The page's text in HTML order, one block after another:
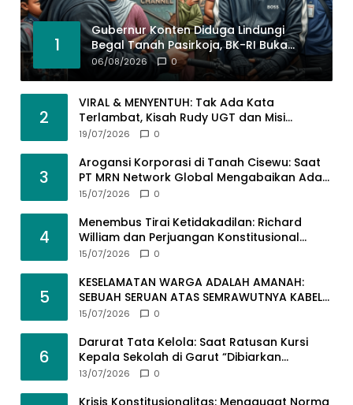
1
Gubernur Konten Diduga Lindungi
Begal Tanah Pasirkoja, BK-RI Buka
Suara!
06/08/2026 0
2
VIRAL & MENYENTUH: Tak Ada Kata
Terlambat, Kisah Rudy UGT dan Misi
Membangun SDM Bangsa Lewat Kuliah
19/07/2026 0
3
Arogansi Korporasi di Tanah Cisewu: Saat
PT MRN Network Global Mengabaikan Adab
dan Hukum
15/07/2026 0
4
Menembus Tirai Ketidakadilan: Richard
William dan Perjuangan Konstitusional
Advokat dalam KUHAP Baru
15/07/2026 0
5
KESELAMATAN WARGA ADALAH AMANAH:
SEBUAH SERUAN ATAS SEMRAWUTNYA KABEL
UTILITAS
15/07/2026 0
6
Darurat Tata Kelola: Saat Ratusan Kursi
Kepala Sekolah di Garut “Dibiarkan
Kosong” di Tengah Tumpukan Guru
13/07/2026 0
Krisis Konstitusionalitas: Menggugat Norma